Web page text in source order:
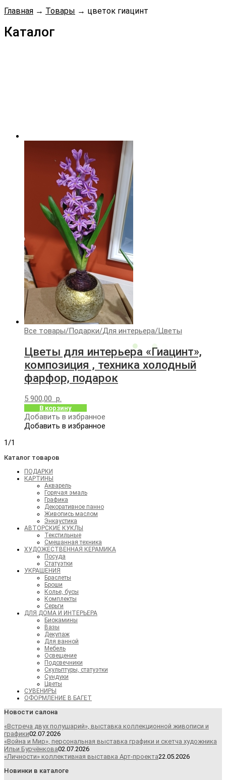
Главная → Товары → цветок гиацинт
Каталог
Все товары/Подарки/Для интерьера/Цветы
Цветы для интерьера «Гиацинт»,
композиция , техника холодный
фарфор, подарок
5 900,00 р.
В корзину
Добавить в избранное
Добавить в избранное
1/1
Каталог товаров
ПОДАРКИ
КАРТИНЫ
Акварель
Горячая эмаль
Графика
Декоративное панно
Живопись маслом
Энкаустика
АВТОРСКИЕ КУКЛЫ
Текстильные
Смешанная техника
ХУДОЖЕСТВЕННАЯ КЕРАМИКА
Посуда
Статуэтки
УКРАШЕНИЯ
Браслеты
Броши
Колье, бусы
Комплекты
Серьги
ДЛЯ ДОМА И ИНТЕРЬЕРА
Биокамины
Вазы
Декупаж
Для ванной
Мебель
Освещение
Подсвечники
Скульптуры, статуэтки
Сундуки
Цветы
СУВЕНИРЫ
ОФОРМЛЕНИЕ В БАГЕТ
Новости салона
«Встреча двух полушарий», выставка коллекционной живописи и
графики02.07.2026
«Война и Мир», персональная выставка графики и скетча художника
Ильи Бурчёнкова02.07.2026
«Личности» коллективная выставка Арт-проекта22.05.2026
Новинки в каталоге